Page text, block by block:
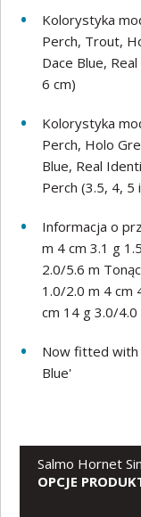
Kolorystyka
Perch, Trout,
Dace Blue,
6 cm)
Kolorystyka
Perch, Holo
Blue, Real
Perch (3.5, 4, 5
Informacja o
m 4 cm 3.1 g
2.0/5.6 m
1.0/2.0 m 4 cm
cm 14 g 3.0/4.0
Now fitted with
Blue'
Salmo Hornet
OPCJE